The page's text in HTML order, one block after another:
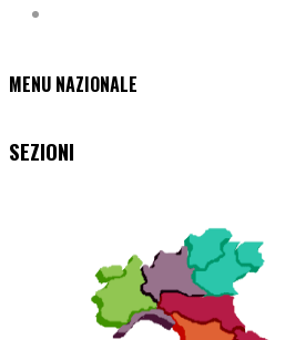
MENU NAZIONALE
SEZIONI